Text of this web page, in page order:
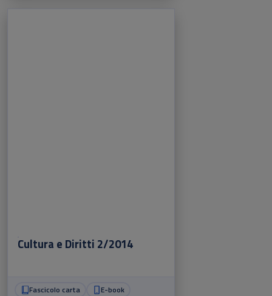
Cultura e Diritti 2/2014
Fascicolo carta E-book